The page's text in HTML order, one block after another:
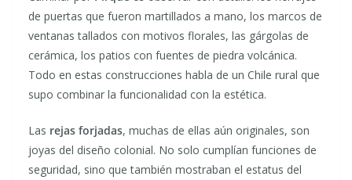
de puertas que fueron martillados a mano, los marcos de
ventanas tallados con motivos florales, las gárgolas de
cerámica, los patios con fuentes de piedra volcánica.
Todo en estas construcciones habla de un Chile rural que
supo combinar la funcionalidad con la estética.
Las rejas forjadas, muchas de ellas aún originales, son
joyas del diseño colonial. No solo cumplían funciones de
seguridad, sino que también mostraban el estatus del